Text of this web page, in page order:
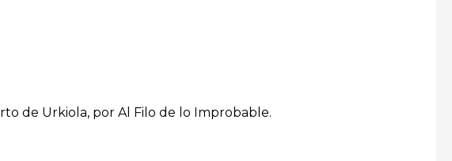
de Urkiola, por Al Filo de lo Improbable.